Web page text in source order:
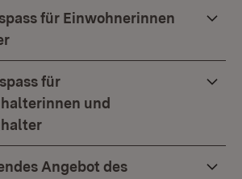
für Einwohnerinnen
für
und
Angebot des